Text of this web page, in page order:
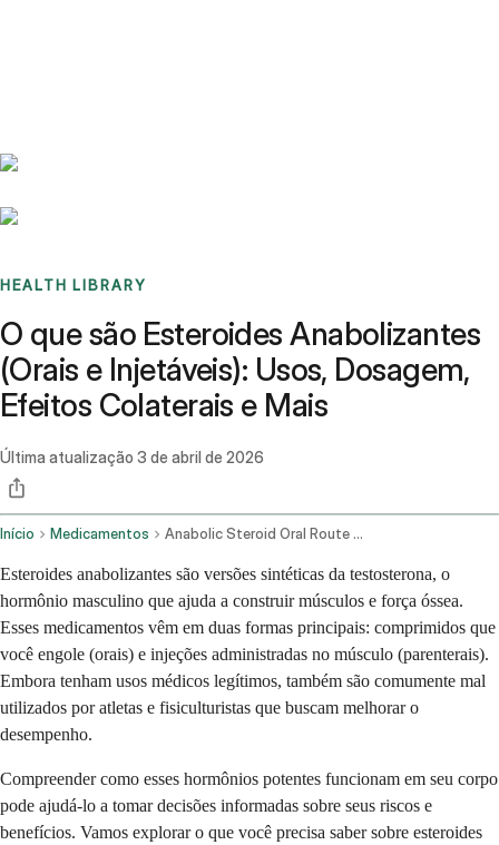
HEALTH LIBRARY
O que são Esteroides Anabolizantes
(Orais e Injetáveis): Usos, Dosagem,
Efeitos Colaterais e Mais
Última atualização 3 de abril de 2026
Início Medicamentos Anabolic Steroid Oral Route Parenteral Route
Esteroides anabolizantes são versões sintéticas da testosterona, o
hormônio masculino que ajuda a construir músculos e força óssea.
Esses medicamentos vêm em duas formas principais: comprimidos que
você engole (orais) e injeções administradas no músculo (parenterais).
Embora tenham usos médicos legítimos, também são comumente mal
utilizados por atletas e fisiculturistas que buscam melhorar o
desempenho.
Compreender como esses hormônios potentes funcionam em seu corpo
pode ajudá-lo a tomar decisões informadas sobre seus riscos e
benefícios. Vamos explorar o que você precisa saber sobre esteroides